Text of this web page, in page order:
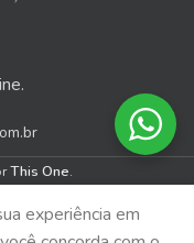
This One.
experiência em